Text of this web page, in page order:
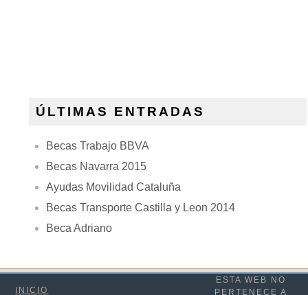
ÚLTIMAS ENTRADAS
Becas Trabajo BBVA
Becas Navarra 2015
Ayudas Movilidad Cataluña
Becas Transporte Castilla y Leon 2014
Beca Adriano
INICIO
ESTA WEB NO
PERTENECE A